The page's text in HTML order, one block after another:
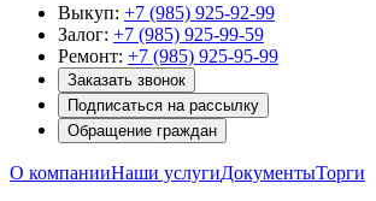
Выкуп: +7 (985) 925-92-99
Залог: +7 (985) 925-99-59
Ремонт: +7 (985) 925-95-99
Заказать звонок
Подписаться на рассылку
Обращение граждан
О компанииНаши услугиДокументыТорги